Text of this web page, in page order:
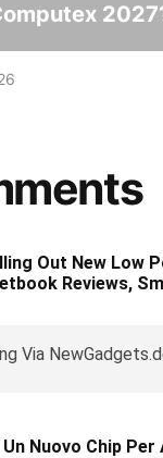
Out New Low
Reviews,
Via
Nuovo Chip